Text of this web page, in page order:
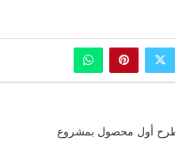
أول محصول بمشروع